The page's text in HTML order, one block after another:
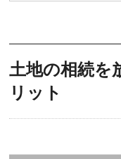
土地の相続を
リット